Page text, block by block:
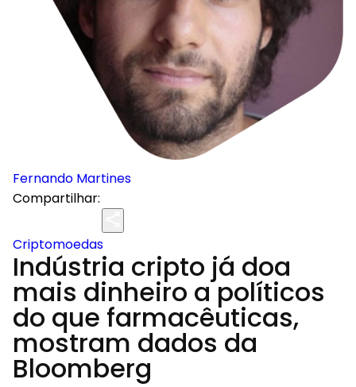
Fernando Martines
Compartilhar:
Criptomoedas
Indústria cripto já doa
mais dinheiro a políticos
do que farmacêuticas,
mostram dados da
Bloomberg